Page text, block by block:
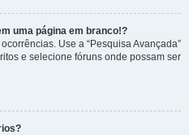
uma página em branco!?
Use a “Pesquisa Avançada”
e selecione fóruns onde possam ser